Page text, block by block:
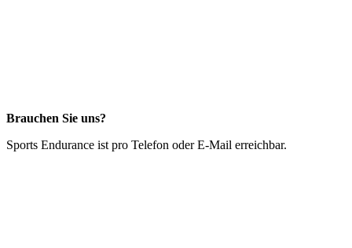
Brauchen Sie uns?
Sports Endurance ist pro Telefon oder E-Mail erreichbar.